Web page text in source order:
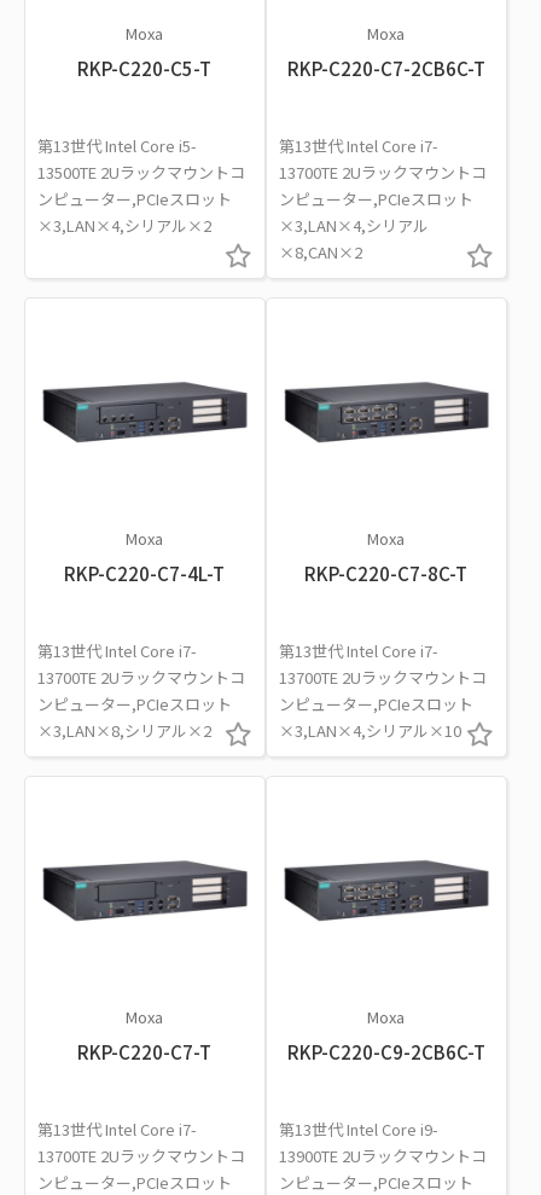
Moxa
RKP-C220-C5-T
第13世代 Intel Core i5-
13500TE 2Uラックマウントコ
ンピューター,PCIeスロット
×3,LAN×4,シリアル×2
Moxa
RKP-C220-C7-2CB6C-T
第13世代 Intel Core i7-
13700TE 2Uラックマウントコ
ンピューター,PCIeスロット
×3,LAN×4,シリアル
×8,CAN×2
Moxa
RKP-C220-C7-4L-T
第13世代 Intel Core i7-
13700TE 2Uラックマウントコ
ンピューター,PCIeスロット
×3,LAN×8,シリアル×2
Moxa
RKP-C220-C7-8C-T
第13世代 Intel Core i7-
13700TE 2Uラックマウントコ
ンピューター,PCIeスロット
×3,LAN×4,シリアル×10
Moxa
RKP-C220-C7-T
第13世代 Intel Core i7-
13700TE 2Uラックマウントコ
ンピューター,PCIeスロット
Moxa
RKP-C220-C9-2CB6C-T
第13世代 Intel Core i9-
13900TE 2Uラックマウントコ
ンピューター,PCIeスロット